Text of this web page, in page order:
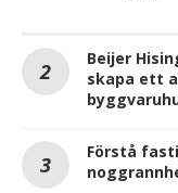
Beijer
skapa ett
Förstå